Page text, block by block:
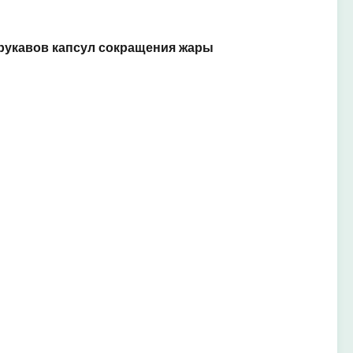
капсул сокращения жары